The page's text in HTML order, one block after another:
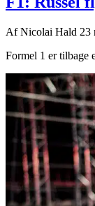
AfNicolai Hald 23
Formel 1 er tilbage